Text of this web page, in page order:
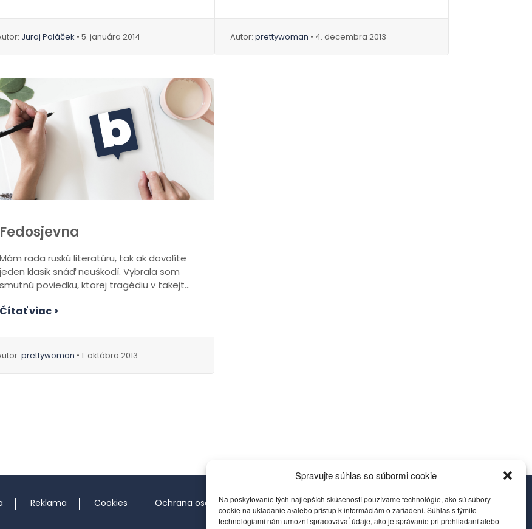
Spravujte súhlas so súbormi cookie
Na poskytovanie tých najlepších skúseností používame technológie, ako sú súbory
cookie na ukladanie a/alebo prístup k informáciám o zariadení. Súhlas s týmito
technológiami nám umožní spracovávať údaje, ako je správanie pri prehliadaní alebo
Juraj Poláček • 5. januára 2014 Autor:prettywoman • 4. decembra 2013
Fedosjevna
Mám rada ruskú literatúru, tak ak dovolíte
jeden klasik snáď neuškodí. Vybrala som
smutnú poviedku, ktorej tragédiu v takejto
Čítať viac >
prettywoman • 1. októbra 2013
Reklama Cookies Ochrana osobných údajov Reklamácie a žiadosti